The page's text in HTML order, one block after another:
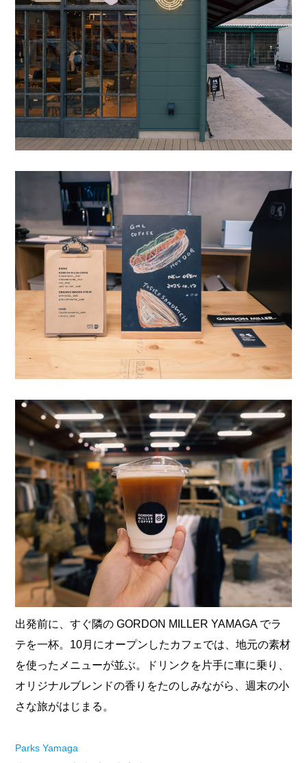
出発前に、すぐ隣の GORDON MILLER YAMAGA でラ
テを一杯。10月にオープンしたカフェでは、地元の素材
を使ったメニューが並ぶ。ドリンクを片手に車に乗り、
オリジナルブレンドの香りをたのしみながら、週末の小
さな旅がはじまる。
Parks Yamaga